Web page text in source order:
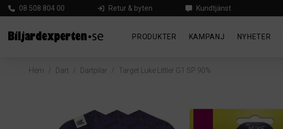
08 508 804 00 Retur & byten Kundtjänst
PRODUKTER KAMPANJ NYHETER
Hem / Dart / Dartpilar / Target Luke Littler G1 SP 90%